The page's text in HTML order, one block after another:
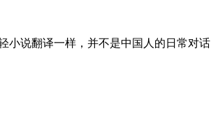
说翻译一样，并不是中国人的日常对话